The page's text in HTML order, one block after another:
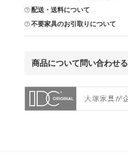
配送・送料について
不要家具のお引取りについて
商品について問い合わせる